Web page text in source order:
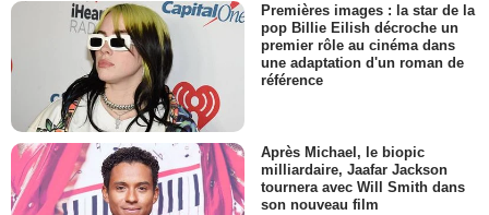
Premières images : la star de la
pop Billie Eilish décroche un
premier rôle au cinéma dans
une adaptation d'un roman de
référence
Après Michael, le biopic
milliardaire, Jaafar Jackson
tournera avec Will Smith dans
son nouveau film